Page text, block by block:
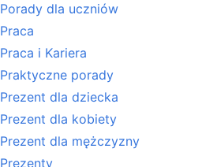
Porady dla uczniów
Praca
Praca i Kariera
Praktyczne porady
Prezent dla dziecka
Prezent dla kobiety
Prezent dla mężczyzny
Prezenty